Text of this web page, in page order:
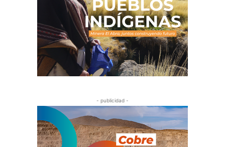
- publicidad -